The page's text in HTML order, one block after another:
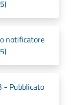
notificatore
- Pubblicato